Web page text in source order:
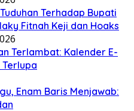
Terhadap Bupati
Fitnah Keji dan Hoaks
Terlambat: Kalender E-
Enam Baris Menjawab: